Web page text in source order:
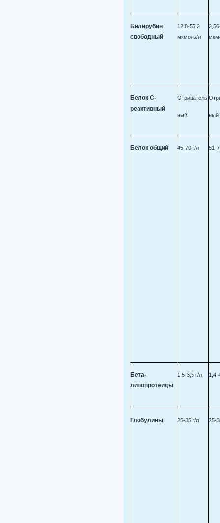
Билирубин
свободный
12,8-55,2
мкмоль/л
Белок С-
реактивный
Отрицатель
ный ный
Белок общий 45-70 г/л 51-
Бета-
липопротеиды
1,5-3,5 г/л 1,4-
Глобулины 25-35 г/л 25-